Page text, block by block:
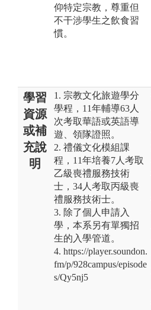
仰特定宗教，尊重但
不干涉學生之飲食習
慣。
學習
資源
或補
充說
明
1. 宗教文化旅遊學分
學程，11年輔導63人
次考取華語或英語導
遊、領隊證照。
2. 禮儀文化模組課
程，11年培養7人考取
乙級喪禮服務技術
士，34人考取丙級喪
禮服務技術士。
3. 除了個人申請入
學，本系另有單獨招
生的入學管道。
4. https://player.soundon.
fm/p/928campus/episode
s/Qy5nj5